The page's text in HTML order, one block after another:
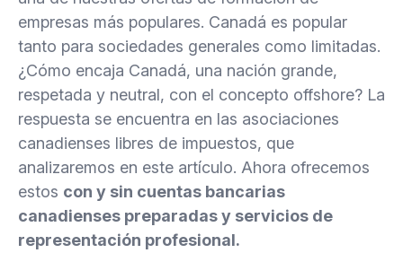
5. Gestión de una sociedad canadiense
6. Socio nominado y gerente
7. Cuentas bancarias canadienses preparadas
8.
Cuentas bancarias en moneda extranjera en
empresas más populares. Canadá es popular
tanto para sociedades generales como limitadas.
¿Cómo encaja Canadá, una nación grande,
respetada y neutral, con el concepto offshore? La
respuesta se encuentra en las asociaciones
canadienses libres de impuestos, que
analizaremos en este artículo. Ahora ofrecemos
estos con y sin cuentas bancarias
canadienses preparadas y servicios de
representación profesional.